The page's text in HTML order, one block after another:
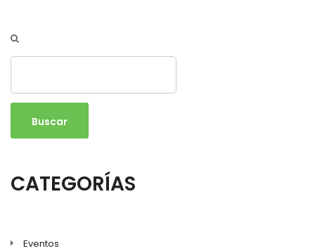
CATEGORÍAS
Eventos